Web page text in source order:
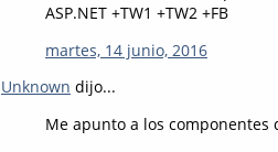
ASP.NET +TW1 +TW2 +FB
martes, 14 junio, 2016
Unknown dijo...
Me apunto a los componentes